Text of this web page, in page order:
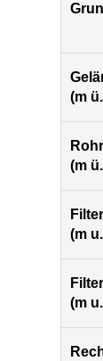
(m
(m
(m
(m